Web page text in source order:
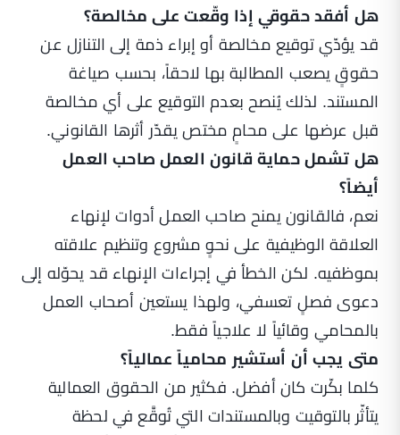
هل أفقد حقوقي إذا وقّعت على مخالصة؟
قد يؤدّي توقيع مخالصة أو إبراء ذمة إلى التنازل عن
حقوقٍ يصعب المطالبة بها لاحقاً، بحسب صياغة
المستند. لذلك يُنصح بعدم التوقيع على أي مخالصة
قبل عرضها على محامٍ مختص يقدّر أثرها القانوني.
هل تشمل حماية قانون العمل صاحب العمل
أيضاً؟
نعم، فالقانون يمنح صاحب العمل أدوات لإنهاء
العلاقة الوظيفية على نحوٍ مشروع وتنظيم علاقته
بموظفيه. لكن الخطأ في إجراءات الإنهاء قد يحوّله إلى
دعوى فصلٍ تعسفي، ولهذا يستعين أصحاب العمل
بالمحامي وقائياً لا علاجياً فقط.
متى يجب أن أستشير محامياً عمالياً؟
كلما بكّرت كان أفضل. فكثير من الحقوق العمالية
يتأثّر بالتوقيت وبالمستندات التي تُوقَّع في لحظة